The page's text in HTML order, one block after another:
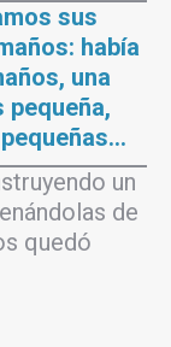
sus
había
una
pequeña,
un
de
quedó